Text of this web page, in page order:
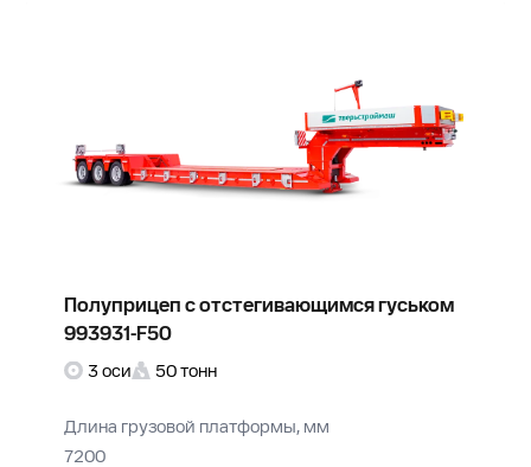
Полуприцеп с отстегивающимся гуськом
993931-F50
3 оси 50 тонн
Длина грузовой платформы, мм
7200